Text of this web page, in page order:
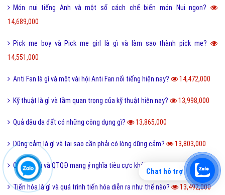
Món nui tiếng Anh và một số cách chế biến món Nui ngon?
14,689,000
Pick me boy và Pick me girl là gì và làm sao thành pick me?
14,551,000
Anti Fan là gì và một vài hội Anti Fan nổi tiếng hiện nay? 14,472,000
Kỹ thuật là gì và tầm quan trọng của kỹ thuật hiện nay? 13,998,000
Quả dâu da đất có những công dụng gì? 13,865,000
Dũng cảm là gì và tại sao cần phải có lòng dũng cảm? 13,803,000
QTQD là gì và QTQĐ mang ý nghĩa tiêu cực không? 13,643,000
Tiến hóa là gì và quá trình tiến hóa diễn ra như thế nào? 13,492,000
Chat hỗ trợ